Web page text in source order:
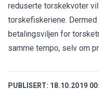
reduserte torskekvoter
torskefiskeriene.
betalingsviljen for
samme tempo, selv om
PUBLISERT: 18.10.2019